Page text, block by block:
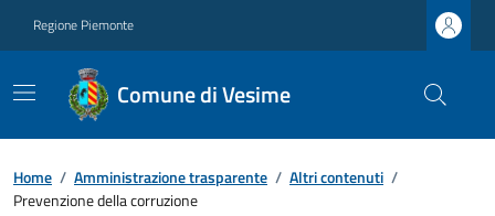
Regione Piemonte
Comune di Vesime
Home / Amministrazione trasparente / Altri contenuti /
Prevenzione della corruzione